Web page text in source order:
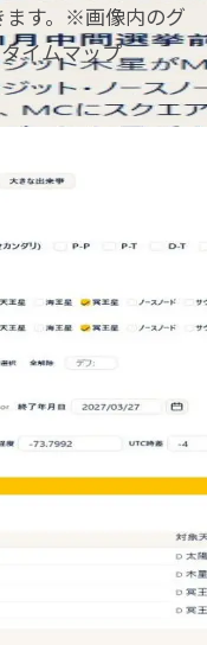
ます。※画像内のグ
イムマップ